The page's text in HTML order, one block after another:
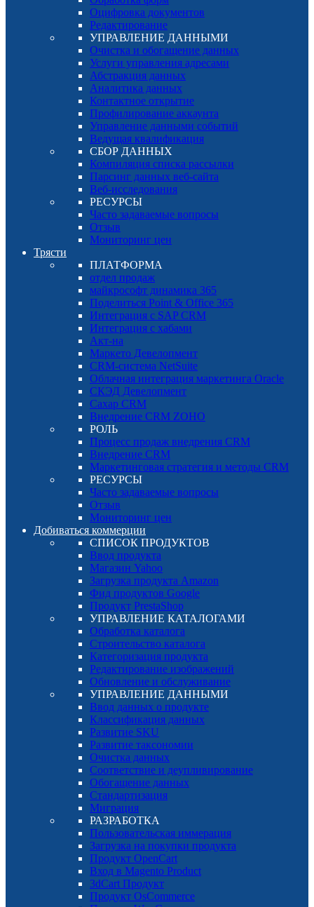
Оцифровка документов
Редактирование
УПРАВЛЕНИЕ ДАННЫМИ
Очистка и обогащение данных
Услуги управления адресами
Абстракция данных
Аналитика данных
Контактное открытие
Профилирование аккаунта
Управление данными событий
Ведущая квалификация
СБОР ДАННЫХ
Компиляция списка рассылки
Парсинг данных веб-сайта
Веб-исследования
РЕСУРСЫ
Часто задаваемые вопросы
Отзыв
Мониторинг цен
Трясти
ПЛАТФОРМА
отдел продаж
майкрософт динамика 365
Поделиться Point & Office 365
Интеграция с SAP CRM
Интеграция с хабами
Акт-на
Маркето Девелопмент
CRM-система NetSuite
Облачная интеграция маркетинга Oracle
СКЭД Девелопмент
Сахар CRM
Внедрение CRM ZOHO
РОЛЬ
Процесс продаж внедрения CRM
Внедрение CRM
Маркетинговая стратегия и методы CRM
РЕСУРСЫ
Часто задаваемые вопросы
Отзыв
Мониторинг цен
Добиваться коммерции
СПИСОК ПРОДУКТОВ
Ввод продукта
Магазин Yahoo
Загрузка продукта Amazon
Фид продуктов Google
Продукт PrestaShop
УПРАВЛЕНИЕ КАТАЛОГАМИ
Обработка каталога
Строительство каталога
Категоризация продукта
Редактирование изображений
Обновление и обслуживание
УПРАВЛЕНИЕ ДАННЫМИ
Ввод данных о продукте
Классификация данных
Развитие SKU
Развитие таксономии
Очистка данных
Соответствие и деупливирование
Обогащение данных
Стандартизация
Миграция
РАЗРАБОТКА
Пользовательская иммерация
Загрузка на покупки продукта
Продукт OpenCart
Вход в Magento Product
3dCart Продукт
Продукт OsCommerce